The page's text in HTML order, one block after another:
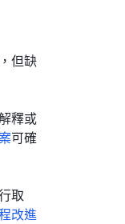
但缺
釋或
可確
取
改進